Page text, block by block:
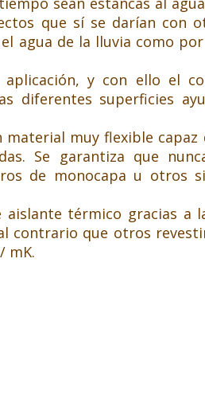
que sí se darían con
agua de la lluvia como
y con ello el
diferentes superficies
muy flexible
Se garantiza que
de monocapa u otros
aislante térmico gracias
contrario que otros
mK.